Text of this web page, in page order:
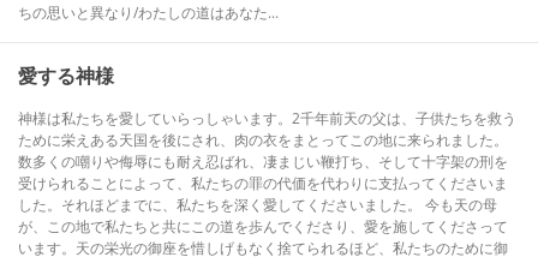
ちの思いと異なり/わたしの道はあなた...
愛する神様
神様は私たちを愛していらっしゃいます。2千年前天の父は、子供たちを救う
ために栄えある天国を後にされ、肉の衣をまとってこの地に来られました。
数多くの嘲りや侮辱にも耐え忍ばれ、凄まじい鞭打ち、そして十字架の刑を
受けられることによって、私たちの罪の代価を代わりに支払ってくださいま
した。それほどまでに、私たちを深く愛してくださいました。 今も天の母
が、この地で私たちと共にこの道を歩んでくださり、愛を施してくださって
います。天の栄光の御座を惜しげもなく捨てられるほど、私たちのために御